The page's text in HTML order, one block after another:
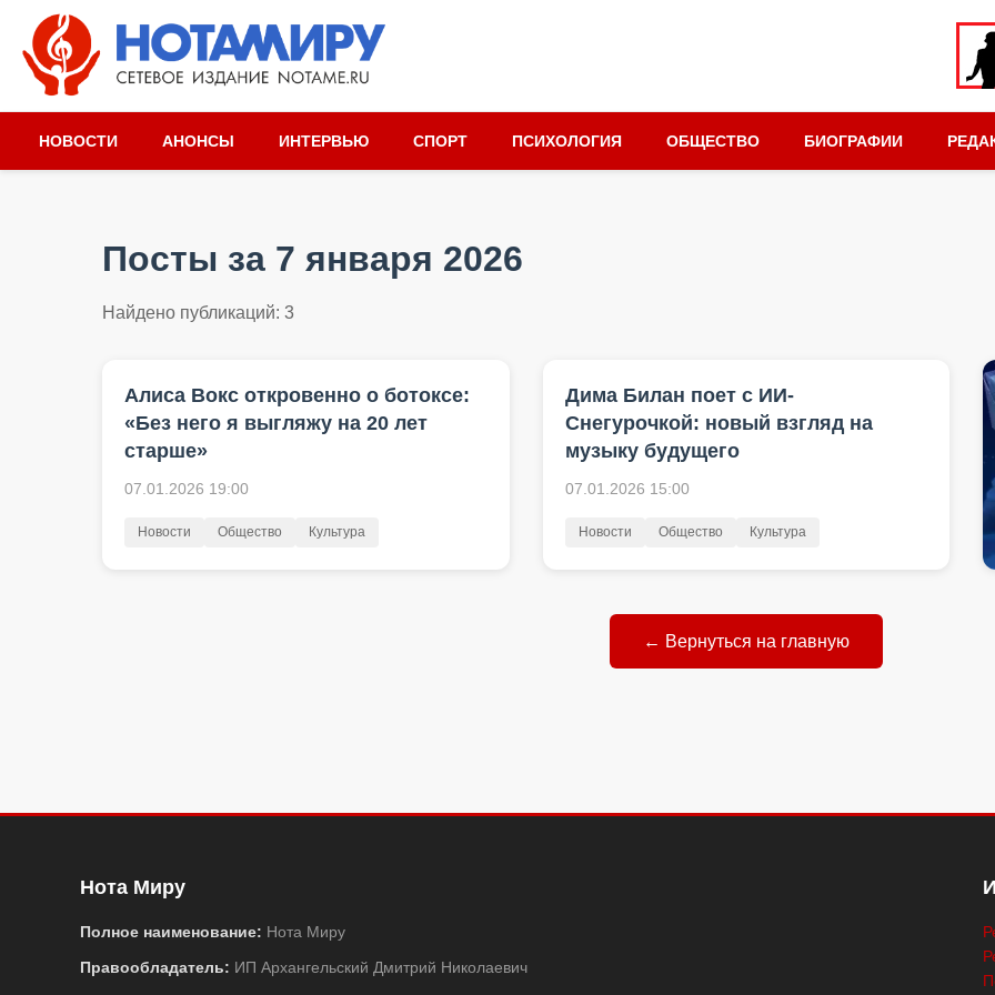
НОВОСТИ АНОНСЫ ИНТЕРВЬЮ СПОРТ ПСИХОЛОГИЯ ОБЩЕСТВО БИОГРАФИИ
Посты за 7 января 2026
Найдено публикаций: 3
Алиса Вокс откровенно о ботоксе:
«Без него я выгляжу на 20 лет
старше»
07.01.2026 19:00
Новости Общество Культура
Дима Билан поет с ИИ-
Снегурочкой: новый взгляд на
музыку будущего
07.01.2026 15:00
Новости Общество Культура
← Вернуться на главную
Нота Миру
Полное наименование: Нота Миру
Правообладатель: ИП Архангельский Дмитрий Николаевич